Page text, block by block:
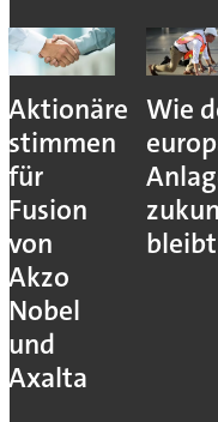
Aktionäre
stimmen
für
Fusion
von
Akzo
Nobel
und
Axalta
Wie
bleibt